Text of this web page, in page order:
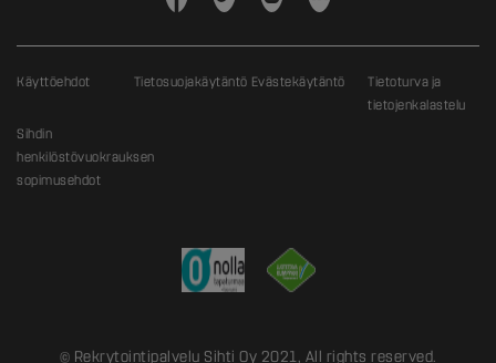
Käyttöehdot Tietosuojakäytäntö Evästekäytäntö
Tietoturva ja
tietojenkalastelu
Sihdin
henkilöstövuokrauksen
sopimusehdot
© Rekrytointipalvelu Sihti Oy 2021, All rights reserved.